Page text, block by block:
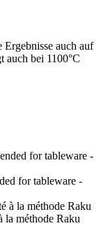
Ergebnisse auch auf
auch bei 1100°C
for tableware -
la méthode Raku